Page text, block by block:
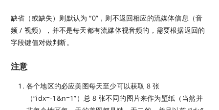
缺省（或缺失）则默认为 “0”，则不返回相应的流媒体信息（音
频 / 视频），并不是每天都有流媒体视音频的，需要根据返回的
字段键值对做判断。
注意
各个地区的必应美图每天至少可以获取 8 张
（“idx=-1&n=1”）总 8 张不同的图片来作为壁纸（当然并